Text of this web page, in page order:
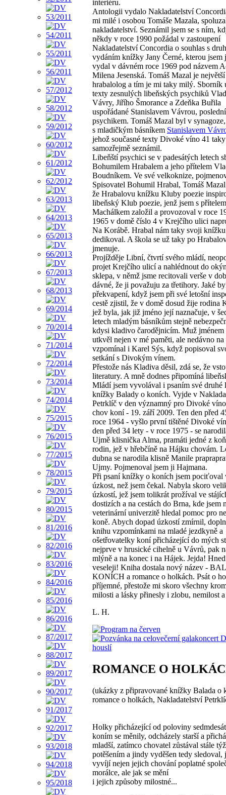
interiéru.
Antologii vydalo Nakladatelství
mi milé i osobou Tomáše Mazala,
nakladatelství. Seznámil jsem se s ním,
někdy v roce 1990 požádal v zastoupení
Nakladatelství Concordia o souhlas s
vydáním knížky Jany Černé, kterou jsem
vydal v dávném roce 1969 pod názvem
Milena Jesenská. Tomáš Mazal je
hrabalolog a tím je mi taky milý. Sborník
texty zesnulých libeňských psychiků
Vávry, Jiřího Šmorance a Zdeňka Buřila
uspořádané Stanislavem Vávrou,
psychikem. Tomáš Mazal byl v
s mladičkým básníkem Stanislavem
jehož současné texty Divoké víno 41
samozřejmě seznámil.
Libeňští psychici se v padesátých letech
Bohumilem Hrabalem a jeho přítelem
Boudníkem. Ve své velkoknize,
Spisovatel Bohumil Hrabal, Tomáš
že Hrabalovu knížku Kluby poezie
libeňský Klub poezie, jenž jsem s
Machálkem založil a provozoval v roce
1965 v domě číslo 4 v Krejčího ulici
Na Korábě. Hrabal nám taky svoji knížku
dedikoval. A škola se už taky po
jmenuje.
Projížděje Libní, čtvrtí svého mládí,
projet Krejčího ulicí a nahlédnout do
sklepa, v němž jsme recitovali verše v
dávné, že ji považuju za třetihory. Jaké
překvapení, když jsem při své letošní
cestě zjistil, že v domě dosud žije rodina
jež byla, jak již jméno její naznačuje, v
letech mladým básníkům stejně
kdysi kladivo čarodějnicím. Muž
utkvěl nejen v mé paměti, ale nedávno na
vzpomínal i Karel Sýs, když popisoval
setkání s Divokým vínem.
Přestože nás Kladiva děsil, zdá se, že
literatury. A mně dodnes připomíná
Mládí jsem vyvolával i psaním své druhé
knížky Balady o koních. Vyjde v
Petrklíč v den významný pro Divoké
chov koní - 19. září 2009. Ten den před
roce 1964 - vyšlo první tištěné Divoké
den před 34 lety - v roce 1975 - se
Ujmě klisnička Alma, pramáti jedné z
rodin, jež v hřebčíně na Hájku chovám.
dubna se narodila klisně Manile
Ujmy. Pojmenoval jsem ji Hajmana.
Při psaní knížky o koních jsem pociťoval
úzkost, než jsem čekal. Nabyla skoro
úzkostí, jež jsem tolikrát prožíval ve
dostizích a na cestách do Brna, kde jsem
veterinární univerzitě hledal pomoc pro
koně. Abych dopad úzkostí zmírnil,
knihu vzpomínkami na mladé jezdkyně a
ošetřovatelky koní přicházející do mých
nejprve v hrusické cihelně u Vávrů, pak
mlýně a na konec i na Hájek. Jejda!
veseleji! Kniha dostala nový název -
KONÍCH a romance o holkách. Psát o
příjemné, přestože mi skoro všechny
milosti a lásky přinesly i zlobu, nemilost
L. H.
ROMANCE O
(ukázky z připravované knížky Balada o
romance o holkách, Nakladatelství
Holky přicházející od poloviny
koním se měnily, odcházely starší a
mladší, zatímco chovatel zůstával stále
potěšením a jindy vyděšen tedy sledoval,
vyvíjí nejen jejich chování poplatné
morálce, ale jak se mění
i jejich způsoby milostné...